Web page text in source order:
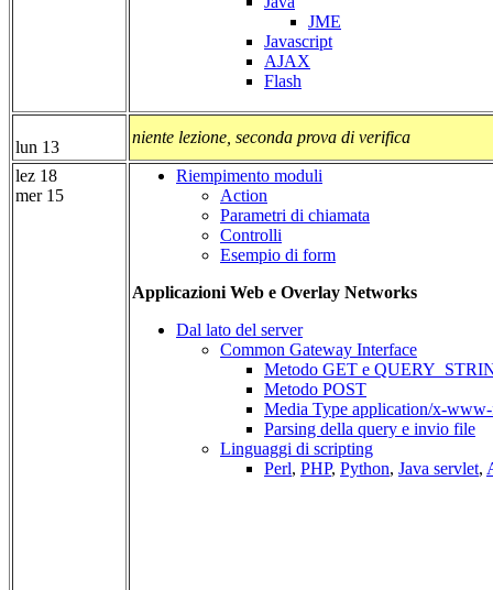
JME
Javascript
AJAX
Flash
lun 13
niente lezione, seconda prova di verifica
lez 18
mer 15
Riempimento moduli
Action
Parametri di chiamata
Controlli
Esempio di form
Applicazioni Web e Overlay Networks
Dal lato del server
Common Gateway Interface
Metodo GET e
Metodo POST
Media Type application/x-
Parsing della query e invio file
Linguaggi di scripting
Perl, PHP, Python, Java servlet,